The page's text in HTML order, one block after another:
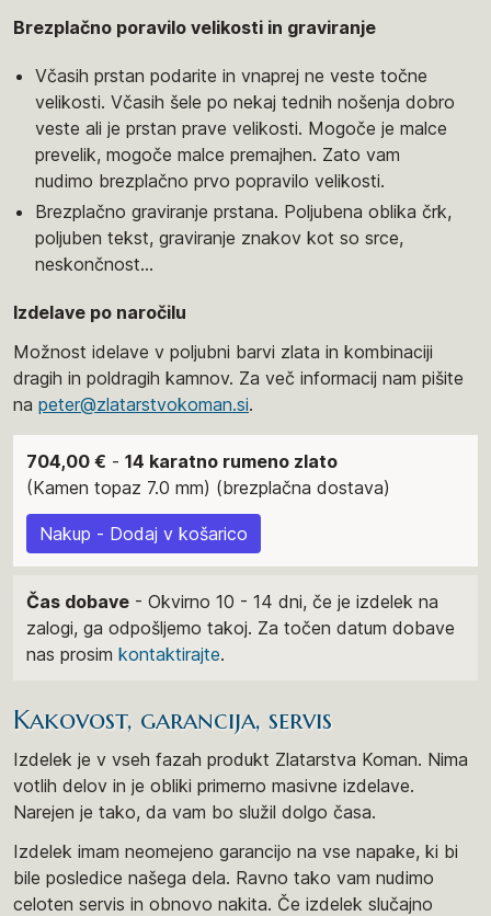
Brezplačno poravilo velikosti in graviranje
Včasih prstan podarite in vnaprej ne veste točne
velikosti. Včasih šele po nekaj tednih nošenja dobro
veste ali je prstan prave velikosti. Mogoče je malce
prevelik, mogoče malce premajhen. Zato vam
nudimo brezplačno prvo popravilo velikosti.
Brezplačno graviranje prstana. Poljubena oblika črk,
poljuben tekst, graviranje znakov kot so srce,
neskončnost...
Izdelave po naročilu
Možnost idelave v poljubni barvi zlata in kombinaciji
dragih in poldragih kamnov. Za več informacij nam pišite
na peter@zlatarstvokoman.si.
704,00 € - 14 karatno rumeno zlato
(Kamen topaz 7.0 mm) (brezplačna dostava)
Nakup - Dodaj v košarico
Čas dobave - Okvirno 10 - 14 dni, če je izdelek na
zalogi, ga odpošljemo takoj. Za točen datum dobave
nas prosim kontaktirajte.
Kakovost, garancija, servis
Izdelek je v vseh fazah produkt Zlatarstva Koman. Nima
votlih delov in je obliki primerno masivne izdelave.
Narejen je tako, da vam bo služil dolgo časa.
Izdelek imam neomejeno garancijo na vse napake, ki bi
bile posledice našega dela. Ravno tako vam nudimo
celoten servis in obnovo nakita. Če izdelek slučajno